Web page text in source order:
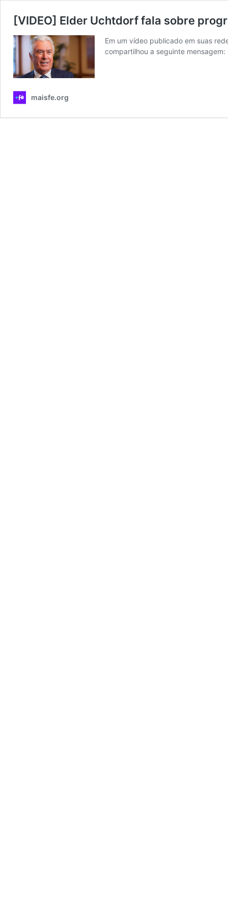
[VIDEO] Elder Uchtdorf fala sobre
Em um vídeo publicado em suas
compartilhou a seguinte mensagem:
maisfe.org